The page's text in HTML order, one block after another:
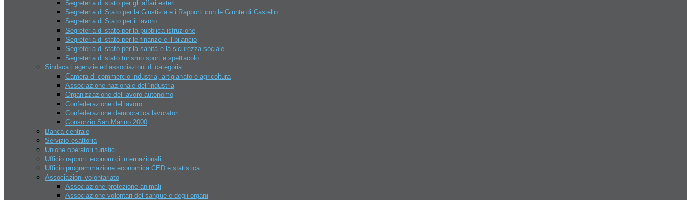
Segreteria di stato per gli affari esteri
Segreteria di Stato per la Giustizia e i Rapporti con le Giunte di Castello
Segreteria di Stato per il lavoro
Segreteria di stato per la pubblica istruzione
Segreteria di stato per le finanze e il bilancio
Segreteria di stato per la sanità e la sicurezza sociale
Segreteria di stato turismo sport e spettacolo
Sindacati agenzie ed associazioni di categoria
Camera di commercio industria, artigianato e agricoltura
Associazione nazionale dell’industria
Organizzazione del lavoro autonomo
Confederazione del lavoro
Confederazione democratica lavoratori
Consorzio San Marino 2000
Banca centrale
Servizio esattoria
Unione operatori turistici
Ufficio rapporti economici internazionali
Ufficio programmazione economica CED e statistica
Associazioni volontariato
Associazione protezione animali
Associazione volontari del sangue e degli organi
Marino
Capitani Reggenti
Cerimonie istituzionali
Congresso dello stato
Delibere congresso di stato
Consiglio dei 12
Corpi militari
Giunte di castello
Il Consiglio grande e generale
Legislatura
Archivio leggi San Marino
Organi giudiziari San marino
Relazioni internazionali
Economia
Aziende
Apri un azienda
Banche
Hotel
Contatti
Chi siamo